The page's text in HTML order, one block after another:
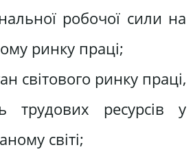
робочої сили на
ринку праці;
світового ринку праці,
трудових ресурсів у
світі;